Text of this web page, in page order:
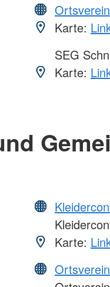
Karte:
SEG
Karte:
Karte: